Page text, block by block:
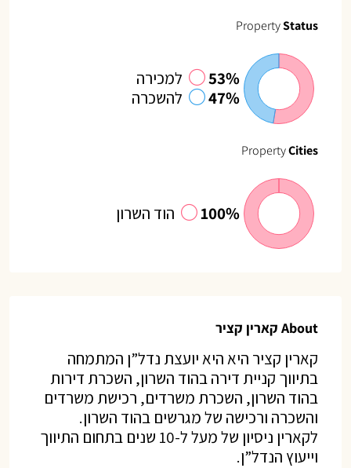
PropertyStatus
53%
למכירה
47%
להשכרה
PropertyCities
100% הוד השרון
About קארין קציר
קארין קציר היא היא יועצת נדל”ן המתמחה
בתיווך קניית דירה בהוד השרון, השכרת דירות
בהוד השרון, השכרת משרדים, רכישת משרדים
והשכרה ורכישה של מגרשים בהוד השרון.
לקארין ניסיון של מעל ל-10 שנים בתחום התיווך
וייעוץ הנדל”ן.